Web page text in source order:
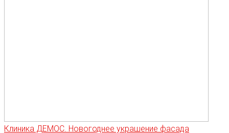
Клиника ДЕМОС. Новогоднее украшение фасада